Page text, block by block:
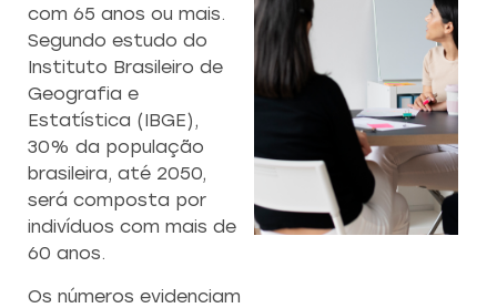
com 65 anos ou mais.
Segundo estudo do
Instituto Brasileiro de
Geografia e
Estatística (IBGE),
30% da população
brasileira, até 2050,
será composta por
indivíduos com mais de
60 anos.
Os números evidenciam